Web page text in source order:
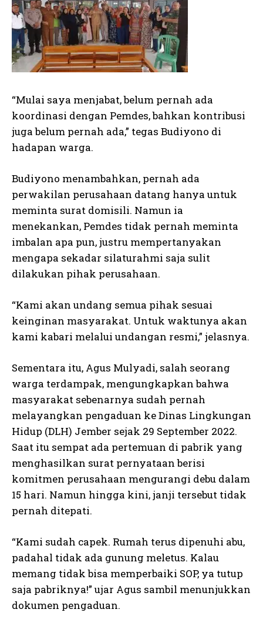
“Mulai saya menjabat, belum pernah ada
koordinasi dengan Pemdes, bahkan kontribusi
juga belum pernah ada,” tegas Budiyono di
hadapan warga.
Budiyono menambahkan, pernah ada
perwakilan perusahaan datang hanya untuk
meminta surat domisili. Namun ia
menekankan, Pemdes tidak pernah meminta
imbalan apa pun, justru mempertanyakan
mengapa sekadar silaturahmi saja sulit
dilakukan pihak perusahaan.
“Kami akan undang semua pihak sesuai
keinginan masyarakat. Untuk waktunya akan
kami kabari melalui undangan resmi,” jelasnya.
Sementara itu, Agus Mulyadi, salah seorang
warga terdampak, mengungkapkan bahwa
masyarakat sebenarnya sudah pernah
melayangkan pengaduan ke Dinas Lingkungan
Hidup (DLH) Jember sejak 29 September 2022.
Saat itu sempat ada pertemuan di pabrik yang
menghasilkan surat pernyataan berisi
komitmen perusahaan mengurangi debu dalam
15 hari. Namun hingga kini, janji tersebut tidak
pernah ditepati.
“Kami sudah capek. Rumah terus dipenuhi abu,
padahal tidak ada gunung meletus. Kalau
memang tidak bisa memperbaiki SOP, ya tutup
saja pabriknya!” ujar Agus sambil menunjukkan
dokumen pengaduan.